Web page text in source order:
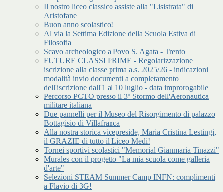
Il nostro liceo classico assiste alla "Lisistrata" di
Aristofane
Buon anno scolastico!
Al via la Settima Edizione della Scuola Estiva di
Filosofia
Scavo archeologico a Povo S. Agata - Trento
FUTURE CLASSI PRIME - Regolarizzazione
iscrizione alla classe prima a.s. 2025/26 - indicazioni
modalità invio documenti a completamento
dell'iscrizione dall'1 al 10 luglio - data improrogabile
Percorso PCTO presso il 3º Stormo dell'Aeronautica
militare italiana
Due pannelli per il Museo del Risorgimento di palazzo
Bottagisio di Villafranca
Alla nostra storica vicepreside, Maria Cristina Lestingi,
il GRAZIE di tutto il Liceo Medi!
Tornei sportivi scolastici "Memorial Gianmaria Tinazzi"
Murales con il progetto "La mia scuola come galleria
d'arte"
Selezioni STEAM Summer Camp INFN: complimenti
a Flavio di 3G!